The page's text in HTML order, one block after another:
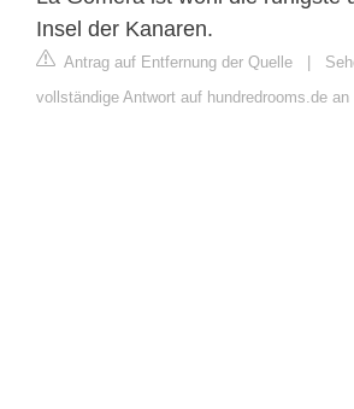
Insel der Kanaren.
Antrag auf Entfernung der Quelle
vollständige Antwort auf hundredrooms.de an